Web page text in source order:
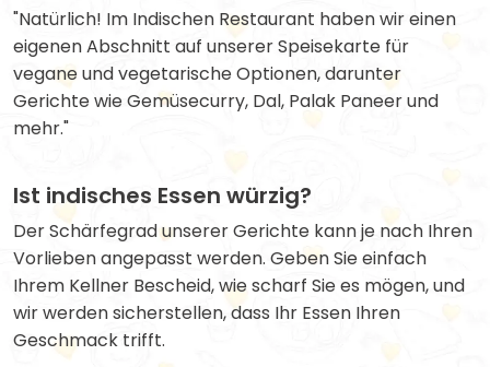
"Natürlich! Im Indischen Restaurant haben wir einen
eigenen Abschnitt auf unserer Speisekarte für
vegane und vegetarische Optionen, darunter
Gerichte wie Gemüsecurry, Dal, Palak Paneer und
mehr."
Ist indisches Essen würzig?
Der Schärfegrad unserer Gerichte kann je nach Ihren
Vorlieben angepasst werden. Geben Sie einfach
Ihrem Kellner Bescheid, wie scharf Sie es mögen, und
wir werden sicherstellen, dass Ihr Essen Ihren
Geschmack trifft.